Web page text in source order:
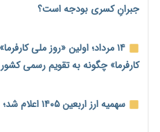
نماینده مجلس: توسعه مرزهای
خانه کارگر قزوین: شکاف
جبرانِ کسری بودجه است؟
۱۴ مرداد؛ اولین «روز ملی
کارفرما» چگونه به تقویم رسمی
سهمیه ارز اربعین ۱۴۰۵ اعلام شد؛ ۲۰۰ هزار دینار برای هر زائر